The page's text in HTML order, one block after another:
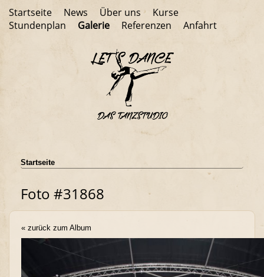
Startseite News Über uns
Kurse
Stundenplan
Galerie Referenzen Anfahrt
Startseite
Foto #31868
« zurück zum Album